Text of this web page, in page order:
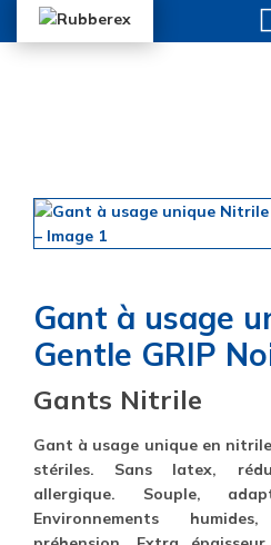
Gant à usage
Gentle GRIP
Gants Nitrile
Gant à usage unique en
stériles. Sans latex,
allergique. Souple,
Environnements